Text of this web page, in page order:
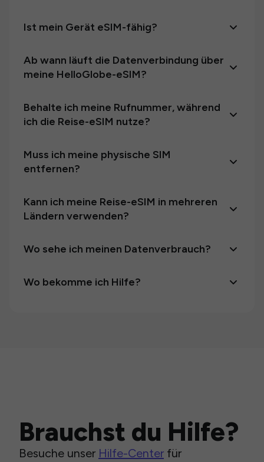
Ist mein Gerät eSIM-fähig?
Ab wann läuft die Datenverbindung über
meine HelloGlobe-eSIM?
Behalte ich meine Rufnummer, während
ich die Reise-eSIM nutze?
Muss ich meine physische SIM
entfernen?
Kann ich meine Reise-eSIM in mehreren
Ländern verwenden?
Wo sehe ich meinen Datenverbrauch?
Wo bekomme ich Hilfe?
Brauchst du Hilfe?
Besuche unser Hilfe-Center für